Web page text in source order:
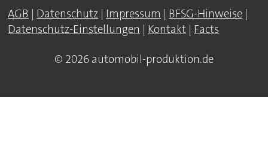
AGB | Datenschutz | Impressum | BFSG-Hinweise |
Datenschutz-Einstellungen | Kontakt | Facts
© 2026 automobil-produktion.de